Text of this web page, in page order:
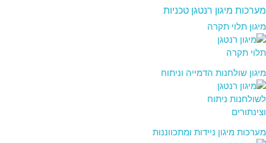
מערכות מיגון רנטגן טכניות
מיגון תלוי תקרה
מיגון שולחנות הדמייה וניתוח
מערכות מיגון ניידות ומתכווננות